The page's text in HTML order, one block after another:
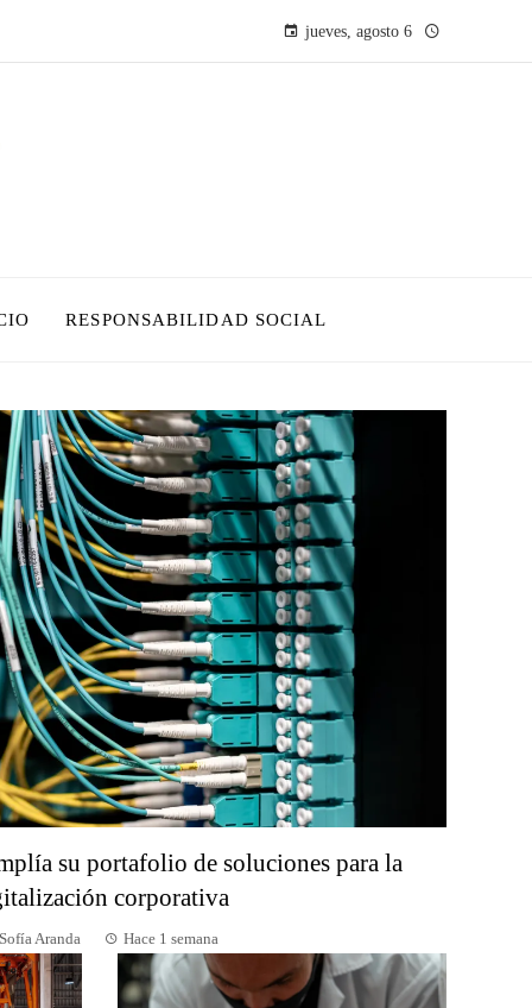
jueves, agosto 6
RESPONSABILIDAD SOCIAL
su portafolio de soluciones para la
corporativa
Sofía Aranda Hace 1 semana